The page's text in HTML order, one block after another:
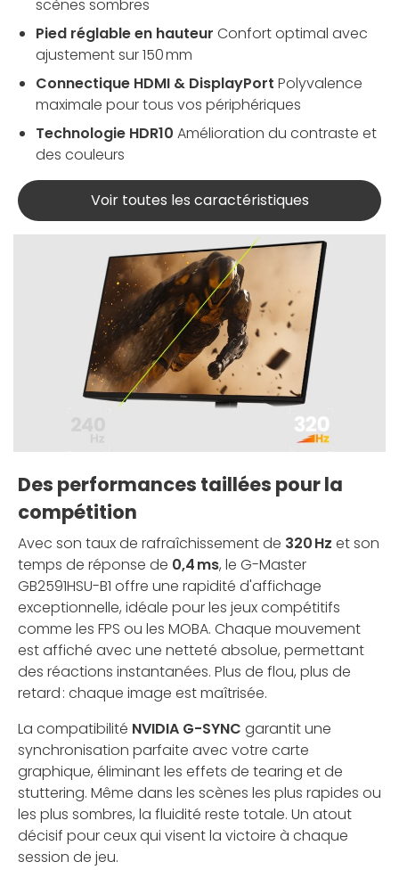
scènes sombres
Pied réglable en hauteur Confort optimal avec
ajustement sur 150 mm
Connectique HDMI & DisplayPort Polyvalence
maximale pour tous vos périphériques
Technologie HDR10 Amélioration du contraste et
des couleurs
Voir toutes les caractéristiques
Des performances taillées pour la
compétition
Avec son taux de rafraîchissement de 320 Hz et son
temps de réponse de 0,4 ms, le G-Master
GB2591HSU-B1 offre une rapidité d'affichage
exceptionnelle, idéale pour les jeux compétitifs
comme les FPS ou les MOBA. Chaque mouvement
est affiché avec une netteté absolue, permettant
des réactions instantanées. Plus de flou, plus de
retard : chaque image est maîtrisée.
La compatibilité NVIDIA G-SYNC garantit une
synchronisation parfaite avec votre carte
graphique, éliminant les effets de tearing et de
stuttering. Même dans les scènes les plus rapides ou
les plus sombres, la fluidité reste totale. Un atout
décisif pour ceux qui visent la victoire à chaque
session de jeu.